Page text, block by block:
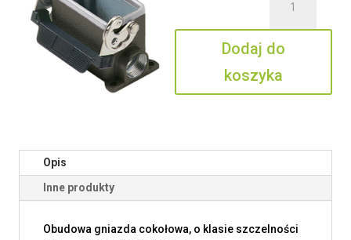
CAPW
10
L2
Dodaj do
koszyka
Opis
Inne produkty
Obudowa gniazda cokołowa, o klasie szczelności